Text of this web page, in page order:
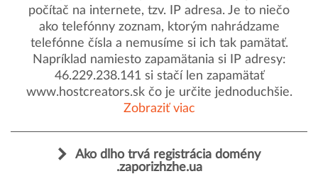
počítač na internete, tzv. IP adresa. Je to niečo
ako telefónny zoznam, ktorým nahrádzame
telefónne čísla a nemusíme si ich tak pamätať.
Napríklad namiesto zapamätania si IP adresy:
46.229.238.141 si stačí len zapamätať
www.hostcreators.sk čo je určite jednoduchšie.
Zobraziť viac
Ako dlho trvá registrácia domény
.zaporizhzhe.ua